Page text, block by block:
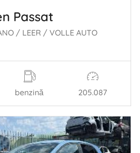
Passat
/ LEER / VOLLE AUTO
benzină 205.087